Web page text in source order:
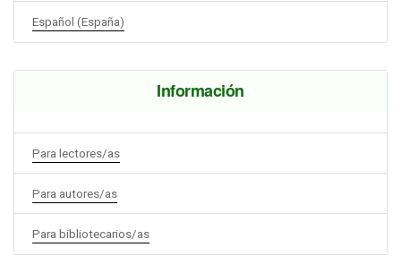
Español (España)
Información
Para lectores/as
Para autores/as
Para bibliotecarios/as